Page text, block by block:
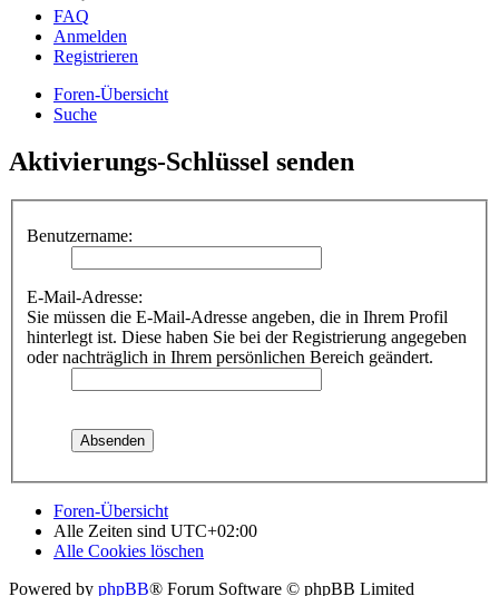
FAQ
Anmelden
Registrieren
Foren-Übersicht
Suche
Aktivierungs-Schlüssel senden
Benutzername:
E-Mail-Adresse:
Sie müssen die E-Mail-Adresse angeben, die in Ihrem Profil
hinterlegt ist. Diese haben Sie bei der Registrierung angegeben
oder nachträglich in Ihrem persönlichen Bereich geändert.
Foren-Übersicht
Alle Zeiten sind UTC+02:00
Alle Cookies löschen
Powered by phpBB® Forum Software © phpBB Limited